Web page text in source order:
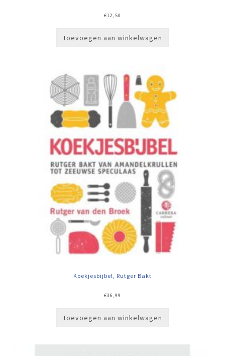
€12,50
Toevoegen aan winkelwagen
Koekjesbijbel, Rutger Bakt
€36,99
Toevoegen aan winkelwagen